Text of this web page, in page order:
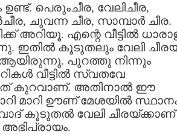
പെരുംചീര, വേലിചീര,
ചുവന്ന ചീര, സാമ്പാര്‍ ചീര.
അറിയൂ. എന്റെ വീട്ടില്‍
ഇതില്‍ കൂടുതലും വേലി
പുറത്തു നിന്നും
വീട്ടില്‍ സ്വതവേ
കുറവാണ്. അതിനാല്‍ ഈ
മാറി ഊണ് മേശയില്‍
കൂടുതല്‍ വേലി ചീരയ്ക്കാണ്